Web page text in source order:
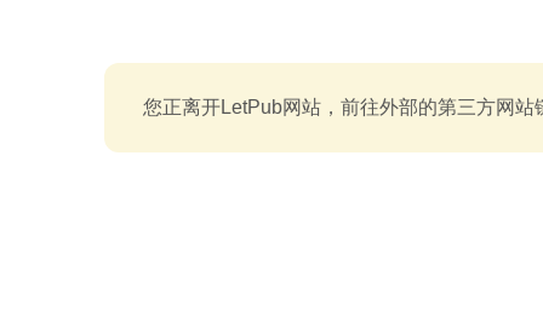
您正离开LetPub网站，前往外部的第三方网